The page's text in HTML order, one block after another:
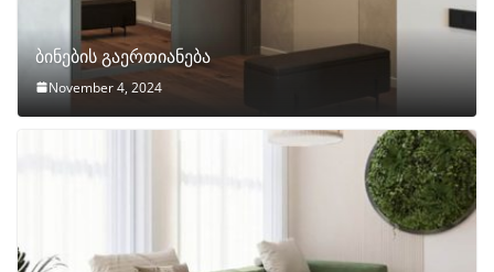
ბინების გაერთიანება
November 4, 2024